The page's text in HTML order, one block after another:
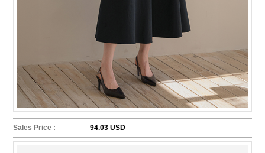
Sales Price : 94.03 USD